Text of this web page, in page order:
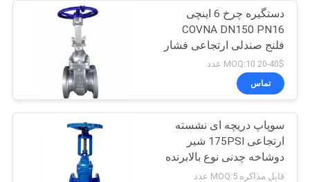
دستگیره چرخ 6 اینچی
COVNA DN150 PN16
فلنج صندلی ارتجاعی فشار
بالا فولاد ضد زنگ 316
20-40$ MOQ:10 عدد
تماس
سوپاپ دریچه ای نشسته
ارتجاعی 175PSI شیر
دوشاخه چدنی نوع بالابرنده
حرکت چرخشی یک چهارم
قابل مذاکره MOQ:5 عدد